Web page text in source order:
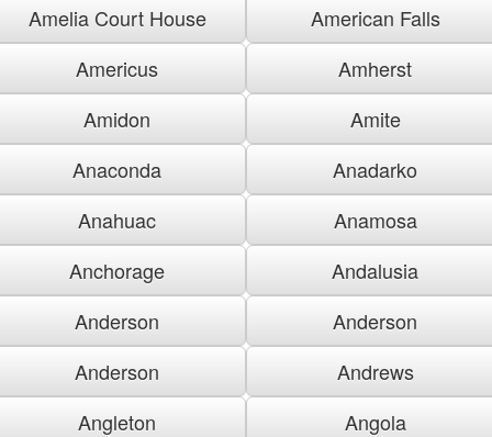
Amelia Court House
American Falls
Americus
Amherst
Amidon
Amite
Anaconda
Anadarko
Anahuac
Anamosa
Anchorage
Andalusia
Anderson
Anderson
Anderson
Andrews
Angleton
Angola